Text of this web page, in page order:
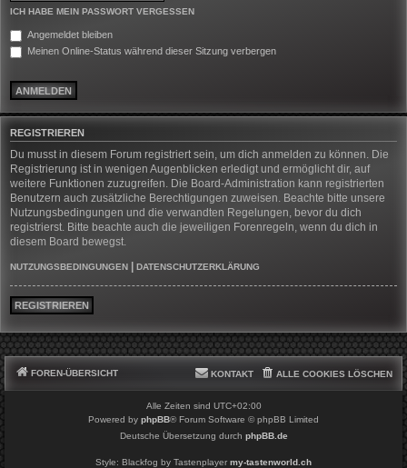
ICH HABE MEIN PASSWORT VERGESSEN
Angemeldet bleiben
Meinen Online-Status während dieser Sitzung verbergen
REGISTRIEREN
Du musst in diesem Forum registriert sein, um dich anmelden zu können. Die
Registrierung ist in wenigen Augenblicken erledigt und ermöglicht dir, auf
weitere Funktionen zuzugreifen. Die Board-Administration kann registrierten
Benutzern auch zusätzliche Berechtigungen zuweisen. Beachte bitte unsere
Nutzungsbedingungen und die verwandten Regelungen, bevor du dich
registrierst. Bitte beachte auch die jeweiligen Forenregeln, wenn du dich in
diesem Board bewegst.
NUTZUNGSBEDINGUNGEN DATENSCHUTZERKLÄRUNG
REGISTRIEREN
FOREN-ÜBERSICHT ALLE COOKIES LÖSCHEN
KONTAKT
Alle Zeiten sind UTC+02:00
Powered by phpBB® Forum Software © phpBB Limited
Deutsche Übersetzung durch phpBB.de
Style: Blackfog by Tastenplayer my-tastenworld.ch